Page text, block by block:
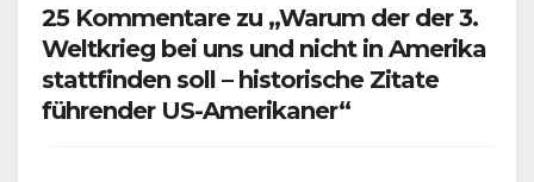
25 Kommentare zu „Warum der der 3.
Weltkrieg bei uns und nicht in Amerika
stattfinden soll – historische Zitate
führender US-Amerikaner“